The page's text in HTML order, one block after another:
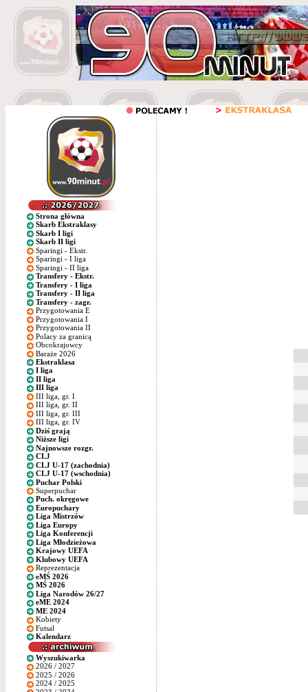
Strona główna
Skarb Ekstraklasy
Skarb I ligi
Skarb II ligi
Sparingi - Ekstr.
Sparingi - I liga
Sparingi - II liga
Transfery - Ekstr.
Transfery - I liga
Transfery - II liga
Transfery - zagr.
Przygotowania E
Przygotowania I
Przygotowania II
Polacy za granicą
Obcokrajowcy
Baraże 2026
Ekstraklasa
I liga
II liga
III liga
III liga, gr. I
III liga, gr. II
III liga, gr. III
III liga, gr. IV
Dziś grają
Niższe ligi
Najnowsze rozgr.
CLJ
CLJ U-17 (zachodnia)
CLJ U-17 (wschodnia)
Puchar Polski
Superpuchar
Puch. okręgowe
Europuchary
Liga Mistrzów
Liga Europy
Liga Konferencji
Liga Młodzieżowa
Krajowy UEFA
Klubowy UEFA
Reprezentacja
eMŚ 2026
MŚ 2026
Liga Narodów 26/27
eME 2024
ME 2024
Kobiety
Futsal
Kalendarz
Wyszukiwarka
2026 / 2027
2025 / 2026
2024 / 2025